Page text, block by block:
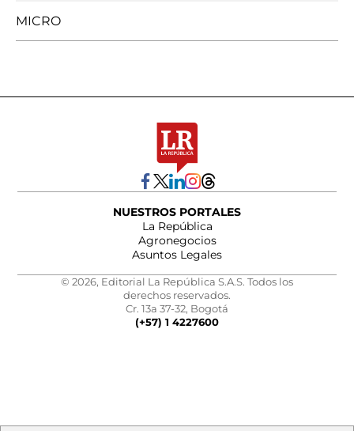
MICRO
NUESTROS PORTALES
La República
Agronegocios
Asuntos Legales
© 2026, Editorial La República S.A.S. Todos los
derechos reservados.
Cr. 13a 37-32, Bogotá
(+57) 1 4227600